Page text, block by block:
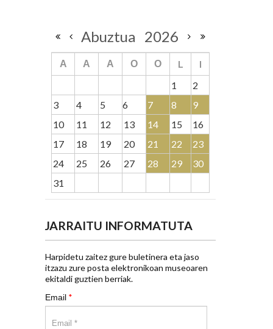
Abuztua 2026
A A A O O L
I
1
2
3
4 5 6 7 8
9
10
11 12 13 14 15
16
17
18 19 20 21 22
23
24
25 26 27 28 29
30
31
JARRAITU INFORMATUTA
Harpidetu zaitez gure buletinera eta jaso
itzazu zure posta elektronikoan museoaren
ekitaldi guztien berriak.
Email *